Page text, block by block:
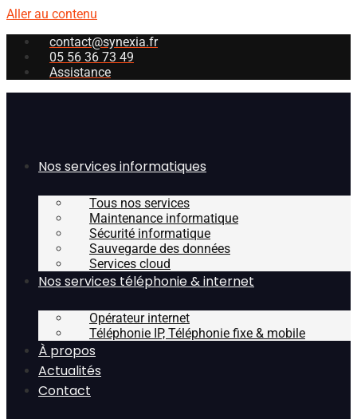
Aller au contenu
contact@synexia.fr
05 56 36 73 49
Assistance
Nos services informatiques
Tous nos services
Maintenance informatique
Sécurité informatique
Sauvegarde des données
Services cloud
Nos services téléphonie & internet
Opérateur internet
Téléphonie IP, Téléphonie fixe & mobile
À propos
Actualités
Contact